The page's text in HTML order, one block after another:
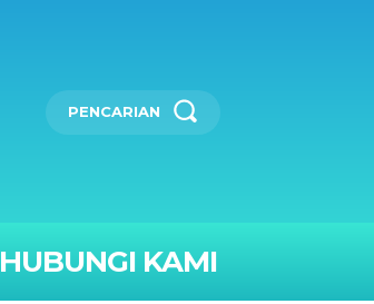
PENCARIAN
HUBUNGI KAMI